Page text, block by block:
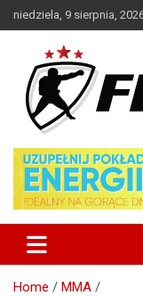
Skip
to
niedziela, 9 sierpnia,
Home
MMA